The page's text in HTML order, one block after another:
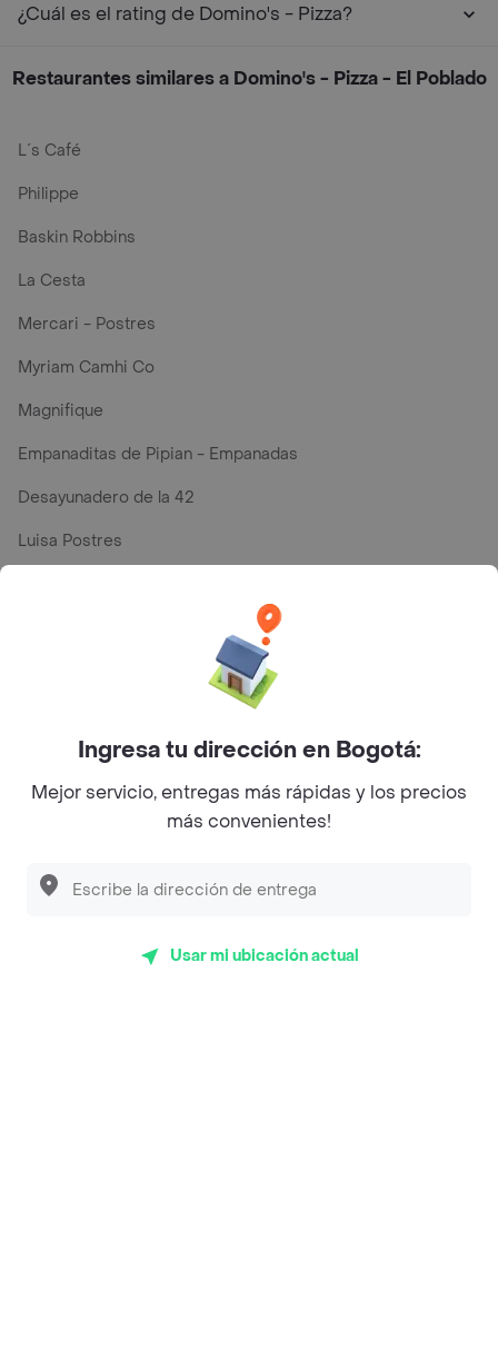
¿Cuál es el rating de Domino's - Pizza?
Restaurantes similares a Domino's - Pizza - El Poblado
L´s Café
Philippe
Baskin Robbins
La Cesta
Mercari - Postres
Myriam Camhi Co
Magnifique
Empanaditas de Pipian - Empanadas
Desayunadero de la 42
Luisa Postres
En los mas de 75 opiniones de clientes de Rappi fueron
realizadas pidiendo a domicilio de Domino's - Pizza en
un máximo de 5.
Top Marcas y Cadenas de Restaurantes
Encuéntranos en estos países
Ingresa tu dirección en Bogotá:
Mejor servicio, entregas más rápidas y los precios
más convenientes!
Usar mi ubicación actual